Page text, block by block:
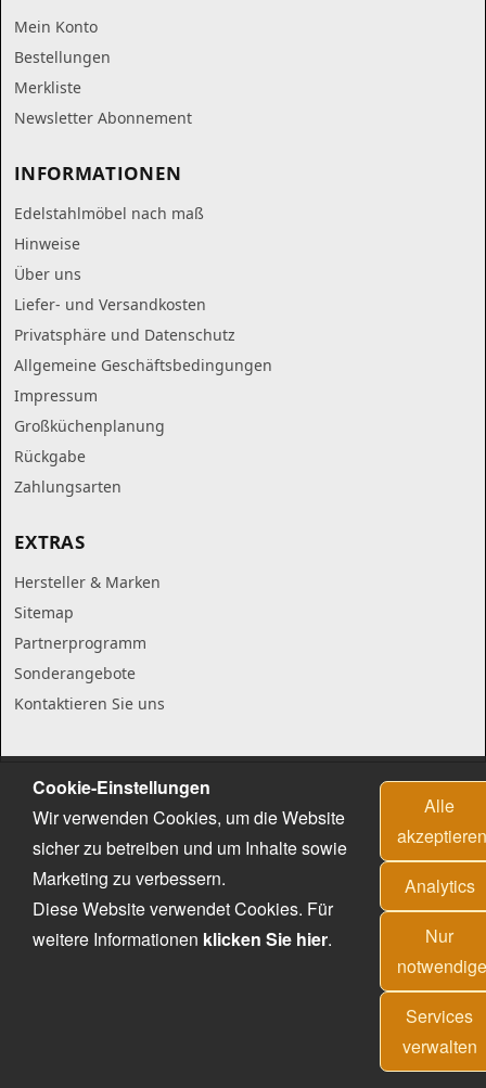
Mein Konto
Bestellungen
Merkliste
Newsletter Abonnement
INFORMATIONEN
Edelstahlmöbel nach maß
Hinweise
Über uns
Liefer- und Versandkosten
Privatsphäre und Datenschutz
Allgemeine Geschäftsbedingungen
Impressum
Großküchenplanung
Rückgabe
Zahlungsarten
EXTRAS
Hersteller & Marken
Sitemap
Partnerprogramm
Sonderangebote
Kontaktieren Sie uns
Cookie-Einstellungen
Wir verwenden Cookies, um die Website
sicher zu betreiben und um Inhalte sowie
Marketing zu verbessern.
Diese Website verwendet Cookies. Für
weitere Informationen klicken Sie hier.
Alle
Analytics
Nur
Services
verwalten